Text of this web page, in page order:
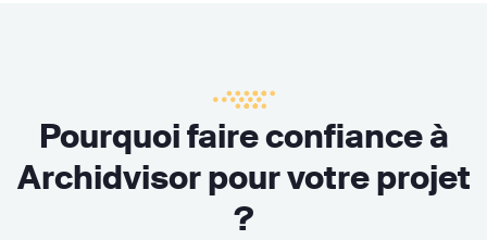
Pourquoi faire confiance à
Archidvisor pour votre projet
?